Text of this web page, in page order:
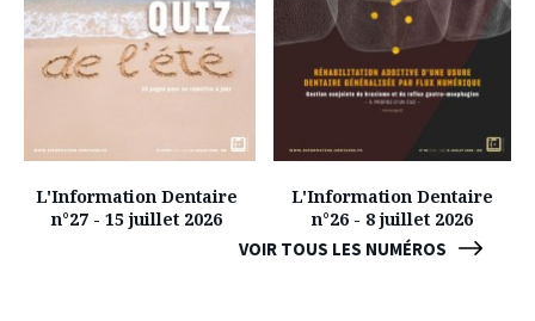
VOIR TOUS LES NUMÉROS
L'Information Dentaire
n°27 - 15 juillet 2026
L'Information Dentaire
n°26 - 8 juillet 2026